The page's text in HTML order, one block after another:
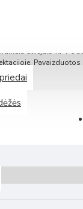
375 ERV (su
Flex 350 ERV
nuo užsakymo
atvejais iki 4-6